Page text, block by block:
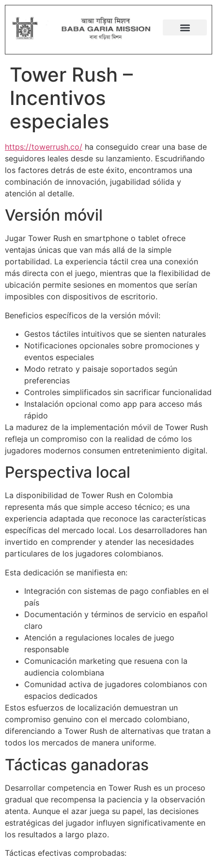
Tower Rush –
Incentivos
especiales
https://towerrush.co/ ha conseguido crear una base de
seguidores leales desde su lanzamiento. Escudriñando
los factores detrás de este éxito, encontramos una
combinación de innovación, jugabilidad sólida y
atención al detalle.
Versión móvil
Jugar Tower Rush en smartphone o tablet ofrece
ventajas únicas que van más allá de la simple
portabilidad. La experiencia táctil crea una conexión
más directa con el juego, mientras que la flexibilidad de
ubicación permite sesiones en momentos que serían
imposibles con dispositivos de escritorio.
Beneficios específicos de la versión móvil:
Gestos táctiles intuitivos que se sienten naturales
Notificaciones opcionales sobre promociones y
eventos especiales
Modo retrato y paisaje soportados según
preferencias
Controles simplificados sin sacrificar funcionalidad
Instalación opcional como app para acceso más
rápido
La madurez de la implementación móvil de Tower Rush
refleja un compromiso con la realidad de cómo los
jugadores modernos consumen entretenimiento digital.
Perspectiva local
La disponibilidad de Tower Rush en Colombia
representa más que simple acceso técnico; es una
experiencia adaptada que reconoce las características
específicas del mercado local. Los desarrolladores han
invertido en comprender y atender las necesidades
particulares de los jugadores colombianos.
Esta dedicación se manifiesta en:
Integración con sistemas de pago confiables en el
país
Documentación y términos de servicio en español
claro
Atención a regulaciones locales de juego
responsable
Comunicación marketing que resuena con la
audiencia colombiana
Comunidad activa de jugadores colombianos con
espacios dedicados
Estos esfuerzos de localización demuestran un
compromiso genuino con el mercado colombiano,
diferenciando a Tower Rush de alternativas que tratan a
todos los mercados de manera uniforme.
Tácticas ganadoras
Desarrollar competencia en Tower Rush es un proceso
gradual que recompensa la paciencia y la observación
atenta. Aunque el azar juega su papel, las decisiones
estratégicas del jugador influyen significativamente en
los resultados a largo plazo.
Tácticas efectivas comprobadas: